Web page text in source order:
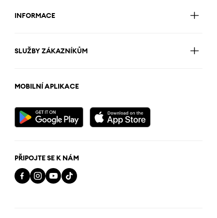
INFORMACE
SLUŽBY ZÁKAZNÍKŮM
MOBILNÍ APLIKACE
PŘIPOJTE SE K NÁM